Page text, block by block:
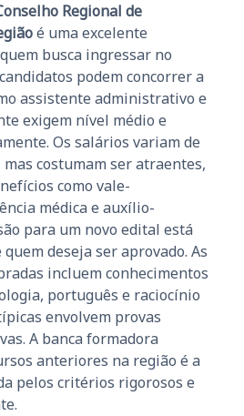
Regional de
é uma excelente
busca ingressar no
podem concorrer a
assistente administrativo e
exigem nível médio e
Os salários variam de
mas costumam ser atraentes,
como vale-
médica e auxílio-
para um novo edital está
deseja ser aprovado. As
incluem conhecimentos
português e raciocínio
envolvem provas
A banca formadora
anteriores na região é a
pelos critérios rigorosos e